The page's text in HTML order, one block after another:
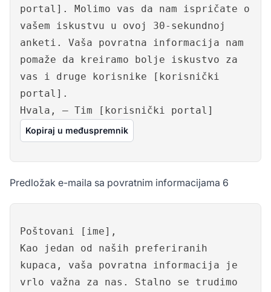
portal]. Molimo vas da nam ispričate o
vašem iskustvu u ovoj 30-sekundnoj
anketi. Vaša povratna informacija nam
pomaže da kreiramo bolje iskustvo za
vas i druge korisnike [korisnički
portal].
Hvala, – Tim [korisnički portal]
Kopiraj u međuspremnik
Predložak e-maila sa povratnim informacijama 6
Poštovani [ime],
Kao jedan od naših preferiranih
kupaca, vaša povratna informacija je
vrlo važna za nas. Stalno se trudimo